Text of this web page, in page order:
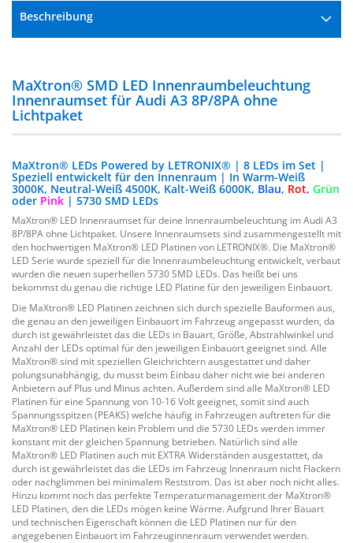
Beschreibung
MaXtron® SMD LED Innenraumbeleuchtung
Innenraumset für Audi A3 8P/8PA ohne
Lichtpaket
MaXtron® LEDs Powered by LETRONIX® | 8 LEDs im Set |
Speziell entwickelt für den Innenraum | In Warm-Weiß
3000K, Neutral-Weiß 4500K, Kalt-Weiß 6000K, Blau, Rot, Grün
oder Pink | 5730 SMD LEDs
MaXtron® LED Innenraumset für deine Innenraumbeleuchtung im Audi A3
8P/8PA ohne Lichtpaket. Unsere Innenraumsets sind zusammengestellt mit
den hochwertigen MaXtron® LED Platinen von LETRONIX®. Die MaXtron®
LED Serie wurde speziell für die Innenraumbeleuchtung entwickelt, verbaut
wurden die neuen superhellen 5730 SMD LEDs. Das heißt bei uns
bekommst du genau die richtige LED Platine für den jeweiligen Einbauort.
Die MaXtron® LED Platinen zeichnen sich durch spezielle Bauformen aus,
die genau an den jeweiligen Einbauort im Fahrzeug angepasst wurden, da
durch ist gewährleistet das die LEDs in Bauart, Größe, Abstrahlwinkel und
Anzahl der LEDs optimal für den jeweiligen Einbauort geeignet sind. Alle
MaXtron® sind mit speziellen Gleichrichtern ausgestattet und daher
polungsunabhängig, du musst beim Einbau daher nicht wie bei anderen
Anbietern auf Plus und Minus achten. Außerdem sind alle MaXtron® LED
Platinen für eine Spannung von 10-16 Volt geeignet, somit sind auch
Spannungsspitzen (PEAKS) welche häufig in Fahrzeugen auftreten für die
MaXtron® LED Platinen kein Problem und die 5730 LEDs werden immer
konstant mit der gleichen Spannung betrieben. Natürlich sind alle
MaXtron® LED Platinen auch mit EXTRA Widerständen ausgestattet, da
durch ist gewährleistet das die LEDs im Fahrzeug Innenraum nicht Flackern
oder nachglimmen bei minimalem Reststrom. Das ist aber noch nicht alles.
Hinzu kommt noch das perfekte Temperaturmanagement der MaXtron®
LED Platinen, den die LEDs mögen keine Wärme. Aufgrund Ihrer Bauart
und technischen Eigenschaft können die LED Platinen nur für den
angegebenen Einbauort im Fahrzeuginnenraum verwendet werden.